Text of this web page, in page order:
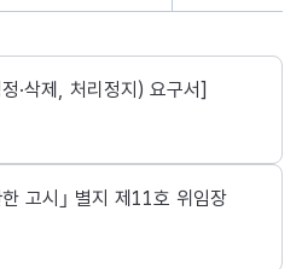
·삭제, 처리정지) 요구서]
고시｣ 별지 제11호 위임장